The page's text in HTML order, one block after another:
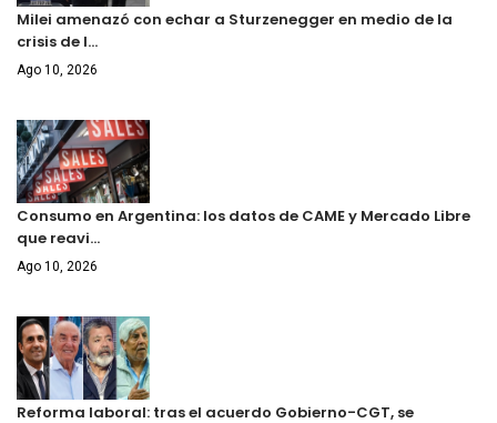
Milei amenazó con echar a Sturzenegger en medio de la
crisis de l…
Ago 10, 2026
Consumo en Argentina: los datos de CAME y Mercado Libre
que reavi…
Ago 10, 2026
Reforma laboral: tras el acuerdo Gobierno-CGT, se